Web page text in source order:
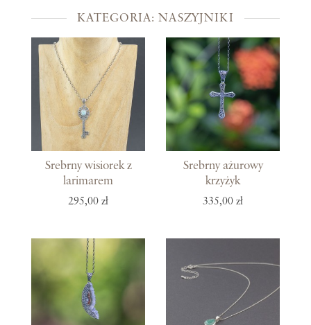
KATEGORIA: NASZYJNIKI
Srebrny wisiorek z
larimarem
295,00 zł
Srebrny ażurowy
krzyżyk
335,00 zł